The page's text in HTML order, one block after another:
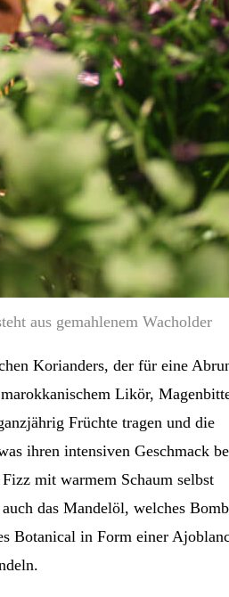
aus gemahlenem Wacholder
Korianders, der für eine
Likör,
Früchte tragen und die
ihren intensiven Geschmack
mit warmem Schaum selbst
das Mandelöl, welches
Botanical in Form einer